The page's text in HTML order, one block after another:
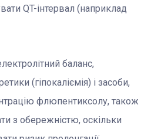
QT-інтервал (наприклад
баланс,
(гіпокаліємія) і засоби,
флюпентиксолу, також
з обережністю, оскільки